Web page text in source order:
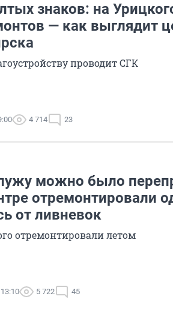
знаков: на
— как выглядит
проводит СГК
4 714 23
можно было
отремонтировали
от ливневок
отремонтировали летом
5 722 45